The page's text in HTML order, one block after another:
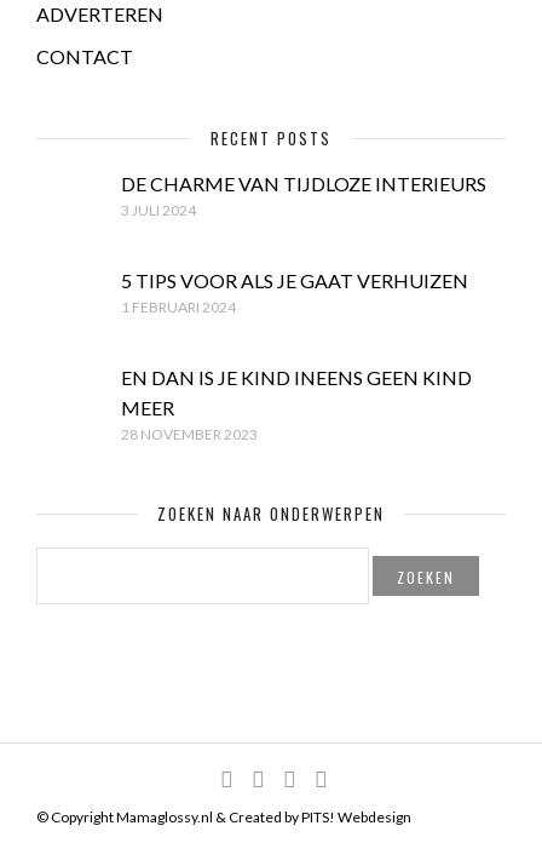
ADVERTEREN
CONTACT
RECENT POSTS
DE CHARME VAN TIJDLOZE INTERIEURS
3 JULI 2024
5 TIPS VOOR ALS JE GAAT VERHUIZEN
1 FEBRUARI 2024
EN DAN IS JE KIND INEENS GEEN KIND
MEER
28 NOVEMBER 2023
ZOEKEN NAAR ONDERWERPEN
ZOEKEN
© Copyright Mamaglossy.nl & Created byPITS! Webdesign